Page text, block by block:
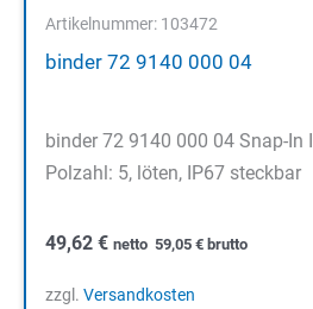
Artikelnummer: 103472
binder 72 9140 000 04
binder 72 9140 000 04 Snap-In
Polzahl: 5, löten, IP67 steckbar
49,62 € netto 59,05 € brutto
zzgl. Versandkosten